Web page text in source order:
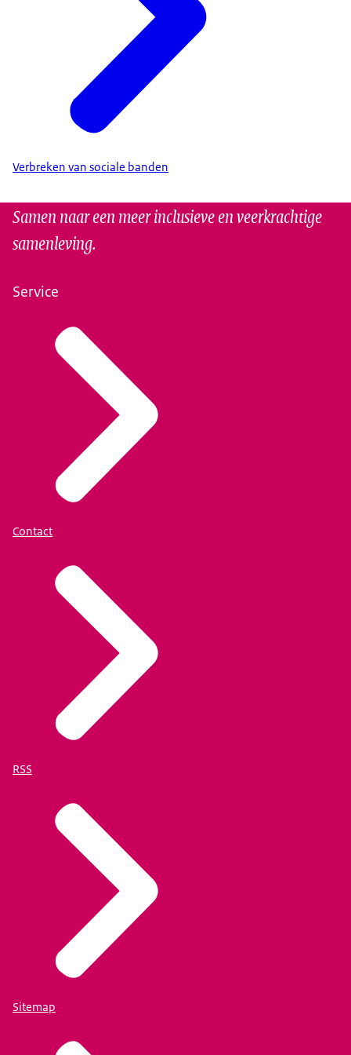
Verbreken van sociale banden
Samen naar een meer inclusieve en veerkrachtige
samenleving.
Service
Contact
RSS
Sitemap